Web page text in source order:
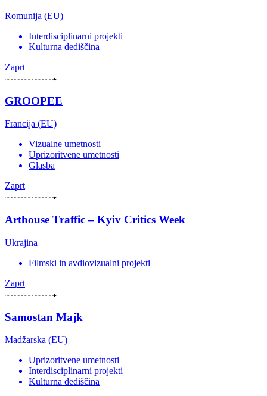
Romunija (EU)
Interdisciplinarni projekti
Kulturna dediščina
Zaprt
GROOPEE
Francija (EU)
Vizualne umetnosti
Uprizoritvene umetnosti
Glasba
Zaprt
Arthouse Traffic – Kyiv Critics Week
Ukrajina
Filmski in avdiovizualni projekti
Zaprt
Samostan Majk
Madžarska (EU)
Uprizoritvene umetnosti
Interdisciplinarni projekti
Kulturna dediščina